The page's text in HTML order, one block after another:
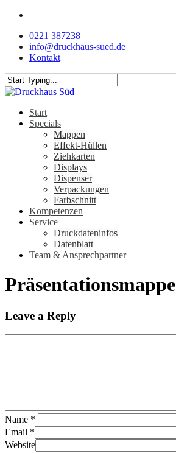
Skip
main
content
0221 387238
info@druckhaus-sued.de
Kontakt
Close
Menu
Start
Specials
Mappen
Effekt-Hüllen
Ziehkarten
Displays
Dispenser
Verpackungen
Farbschnitt
Kompetenzen
Service
Druckdateninfos
Datenblatt
Team & Ansprechpartner
Präsentationsmappe
Leave a Reply
Name *
Email *
Website